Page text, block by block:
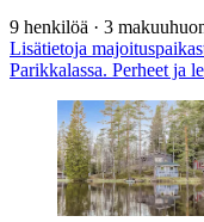
9 henkilöä · 3
Lisätietoja
Parikkalassa. Perheet ja